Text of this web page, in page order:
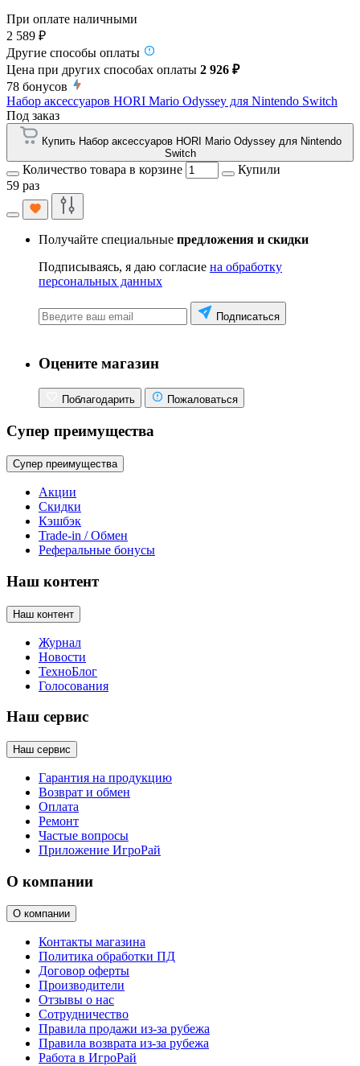
При оплате наличными
2 589 ₽
Другие способы оплаты
Цена при других способах оплаты 2 926 ₽
78 бонусов
Набор аксессуаров HORI Mario Odyssey для Nintendo Switch
Под заказ
Купить Набор аксессуаров HORI Mario Odyssey для Nintendo
Switch
Количество товара в корзине
Купили
59 раз
Получайте специальные предложения и скидки
Подписываясь, я даю согласие на обработку
персональных данных
Подписаться
Оцените магазин
Поблагодарить Пожаловаться
Супер преимущества
Супер преимущества
Акции
Скидки
Кэшбэк
Trade-in / Обмен
Реферальные бонусы
Наш контент
Наш контент
Журнал
Новости
ТехноБлог
Голосования
Наш сервис
Наш сервис
Гарантия на продукцию
Возврат и обмен
Оплата
Ремонт
Частые вопросы
Приложение ИгроРай
О компании
О компании
Контакты магазина
Политика обработки ПД
Договор оферты
Производители
Отзывы о нас
Сотрудничество
Правила продажи из-за рубежа
Правила возврата из-за рубежа
Работа в ИгроРай